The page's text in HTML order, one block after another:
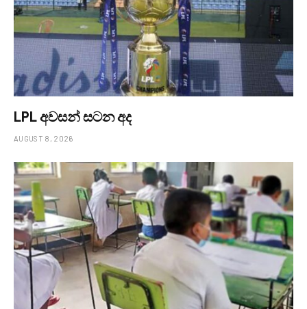
LPL අවසන් සටන අද
AUGUST 8, 2026